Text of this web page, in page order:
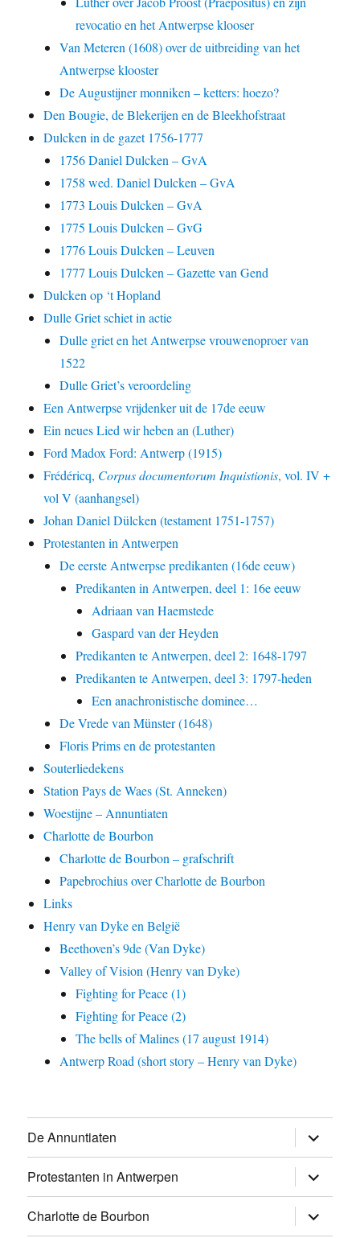
revocatio en het Antwerpse klooser
Van Meteren (1608) over de uitbreiding van het
Antwerpse klooster
De Augustijner monniken – ketters: hoezo?
Den Bougie, de Blekerijen en de Bleekhofstraat
Dulcken in de gazet 1756-1777
1756 Daniel Dulcken – GvA
1758 wed. Daniel Dulcken – GvA
1773 Louis Dulcken – GvA
1775 Louis Dulcken – GvG
1776 Louis Dulcken – Leuven
1777 Louis Dulcken – Gazette van Gend
Dulcken op ‘t Hopland
Dulle Griet schiet in actie
Dulle griet en het Antwerpse vrouwenoproer van
1522
Dulle Griet’s veroordeling
Een Antwerpse vrijdenker uit de 17de eeuw
Ein neues Lied wir heben an (Luther)
Ford Madox Ford: Antwerp (1915)
Frédéricq, Corpus documentorum Inquistionis, vol. IV +
vol V (aanhangsel)
Johan Daniel Dülcken (testament 1751-1757)
Protestanten in Antwerpen
De eerste Antwerpse predikanten (16de eeuw)
Predikanten in Antwerpen, deel 1: 16e eeuw
Adriaan van Haemstede
Gaspard van der Heyden
Predikanten te Antwerpen, deel 2: 1648-1797
Predikanten te Antwerpen, deel 3: 1797-heden
Een anachronistische dominee…
De Vrede van Münster (1648)
Floris Prims en de protestanten
Souterliedekens
Station Pays de Waes (St. Anneken)
Woestijne – Annuntiaten
Charlotte de Bourbon
Charlotte de Bourbon – grafschrift
Papebrochius over Charlotte de Bourbon
Links
Henry van Dyke en België
Beethoven’s 9de (Van Dyke)
Valley of Vision (Henry van Dyke)
Fighting for Peace (1)
Fighting for Peace (2)
The bells of Malines (17 august 1914)
Antwerp Road (short story – Henry van Dyke)
De Annuntiaten expand
child
menu
Protestanten in Antwerpen
expand
child
menu
Charlotte de Bourbon
expand
child